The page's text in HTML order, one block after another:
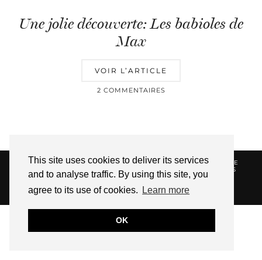
This site uses cookies to deliver its services
and to analyse traffic. By using this site, you
agree to its use of cookies.
Learn more
OK
Une jolie découverte: Les babioles de
Max
VOIR L’ARTICLE
2 COMMENTAIRES
© 2026HELLOTITOUNE CONTACT
POLITIQUE DE
CONFIDENTIALITÉ
VUE DANS LA PRESSE
LIENS
AFFILIES
WEBSITE DESIGN BYpipdig